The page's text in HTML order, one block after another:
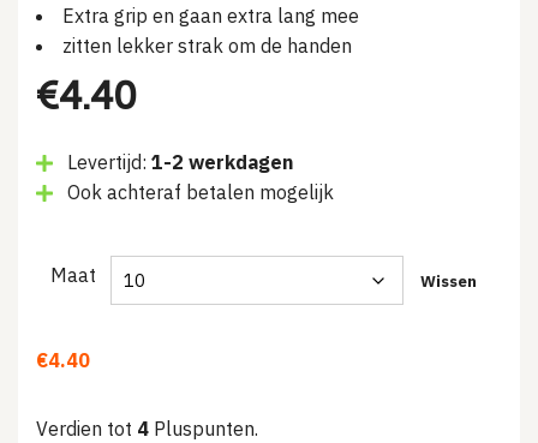
Extra grip en gaan extra lang mee
zitten lekker strak om de handen
€4.40
Levertijd: 1-2 werkdagen
Ook achteraf betalen mogelijk
Maat Wissen
€4.40
Verdien tot 4 Pluspunten.